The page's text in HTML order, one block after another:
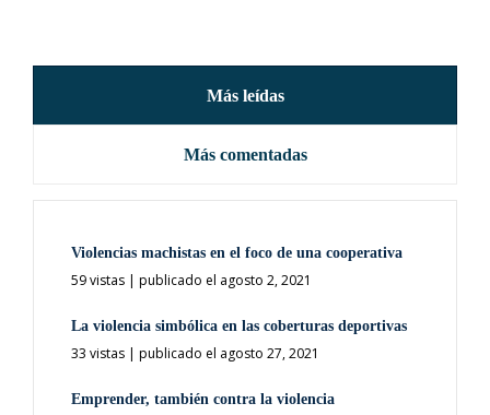
Más leídas
Más comentadas
Violencias machistas en el foco de una cooperativa
59 vistas | publicado el agosto 2, 2021
La violencia simbólica en las coberturas deportivas
33 vistas | publicado el agosto 27, 2021
Emprender, también contra la violencia